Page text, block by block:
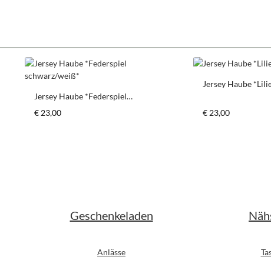
Jersey Haube *Federspiel
Regulärer Preis:
€ 23,00
Jersey Haube
Regulärer Preis:
€ 23,00
Geschenkeladen
Anlässe